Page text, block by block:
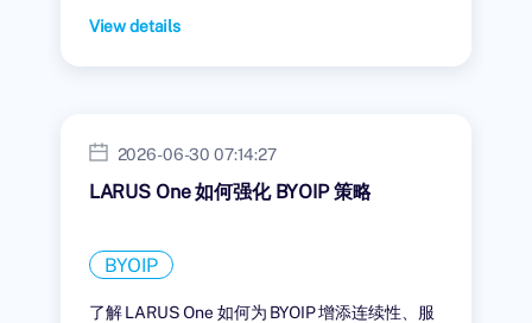
View details
2026-06-30 07:14:27
LARUS One 如何强化 BYOIP 策略
BYOIP
了解 LARUS One 如何为 BYOIP 增添连续性、服